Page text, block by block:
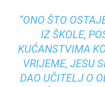
“ONO ŠTO
IZ ŠKOLE,
KUĆANSTVIMA
VRIJEME, JESU
DAO UČITELJ O